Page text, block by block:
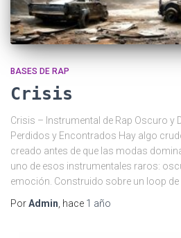
BASES DE RAP
Crisis
Crisis – Instrumental de Rap Oscuro y
Perdidos y Encontrados Hay algo
creado antes de que las modas
uno de esos instrumentales raros:
emoción. Construido sobre un loop de
PorAdmin , hace 1 año